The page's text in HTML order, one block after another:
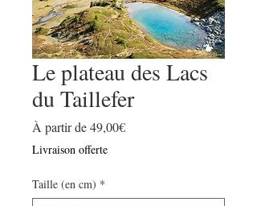
Le plateau des Lacs
du Taillefer
À partir de49,00€Prix
Livraison offerte
Taille (en cm) *